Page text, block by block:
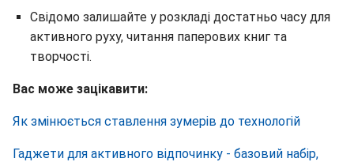
Свідомо залишайте у розкладі достатньо часу для
активного руху, читання паперових книг та
творчості.
Вас може зацікавити:
Як змінюється ставлення зумерів до технологій
Гаджети для активного відпочинку - базовий набір,